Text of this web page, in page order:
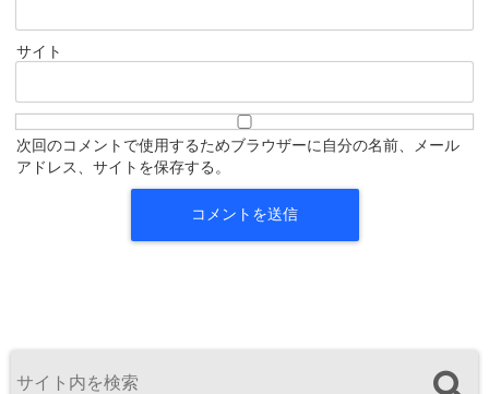
サイト
次回のコメントで使用するためブラウザーに自分の名前、メール
アドレス、サイトを保存する。